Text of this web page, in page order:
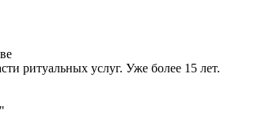
ритуальных услуг. Уже более 15 лет.